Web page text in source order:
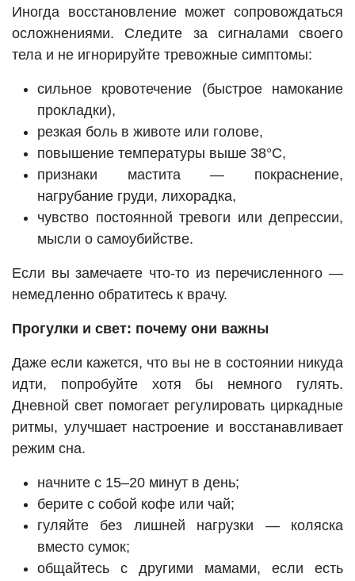
Иногда восстановление может сопровождаться
осложнениями. Следите за сигналами своего
тела и не игнорируйте тревожные симптомы:
сильное кровотечение (быстрое намокание
прокладки),
резкая боль в животе или голове,
повышение температуры выше 38°C,
признаки мастита — покраснение,
нагрубание груди, лихорадка,
чувство постоянной тревоги или депрессии,
мысли о самоубийстве.
Если вы замечаете что-то из перечисленного —
немедленно обратитесь к врачу.
Прогулки и свет: почему они важны
Даже если кажется, что вы не в состоянии никуда
идти, попробуйте хотя бы немного гулять.
Дневной свет помогает регулировать циркадные
ритмы, улучшает настроение и восстанавливает
режим сна.
начните с 15–20 минут в день;
берите с собой кофе или чай;
гуляйте без лишней нагрузки — коляска
вместо сумок;
общайтесь с другими мамами, если есть